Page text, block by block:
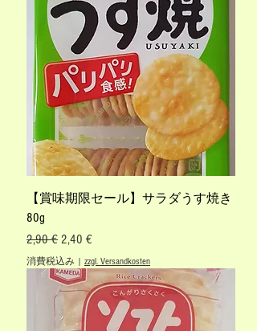
【賞味期限セール】サラダうす焼き
80g
通常価格
2,90 € セール価格
2,40 €
消費税込み | zzgl. Versandkosten